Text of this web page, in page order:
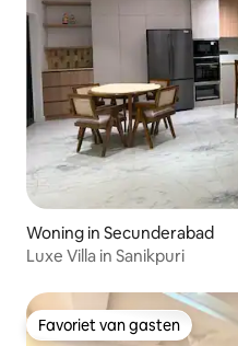
Woning in Secunderabad
Luxe Villa in Sanikpuri
Favoriet van gasten
Favoriet van gasten